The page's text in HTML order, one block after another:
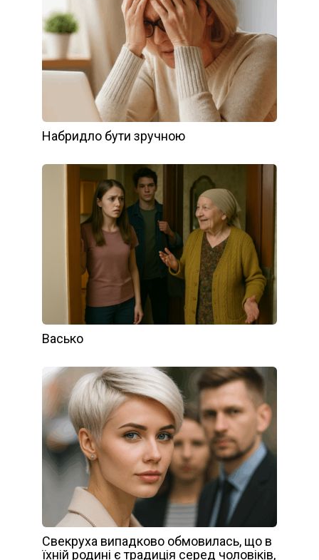
Набридло бути зручною
Васько
Свекруха випадково обмовилась, що в
їхній родині є традиція серед чоловіків,